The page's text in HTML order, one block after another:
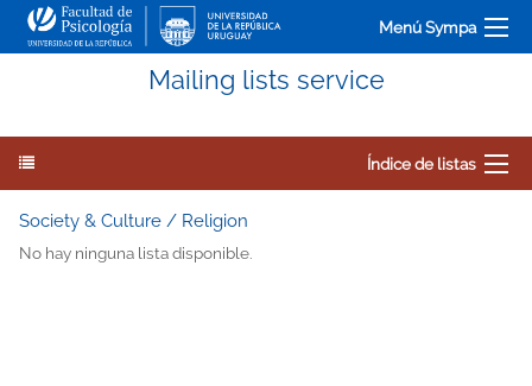
Menú Sympa
Mailing lists service
Índice de listas
Society & Culture / Religion
No hay ninguna lista disponible.